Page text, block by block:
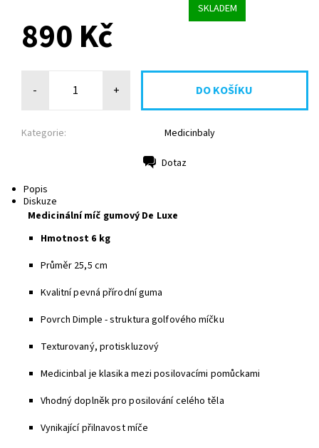
SKLADEM
890 Kč
- +
Kategorie: Medicinbaly
Dotaz
Popis
Diskuze
Medicinální míč gumový De Luxe
Hmotnost 6 kg
Průměr 25,5 cm
Kvalitní pevná přírodní guma
Povrch Dimple - struktura golfového míčku
Texturovaný, protiskluzový
Medicinbal je klasika mezi posilovacími pomůckami
Vhodný doplněk pro posilování celého těla
Vynikající přilnavost míče